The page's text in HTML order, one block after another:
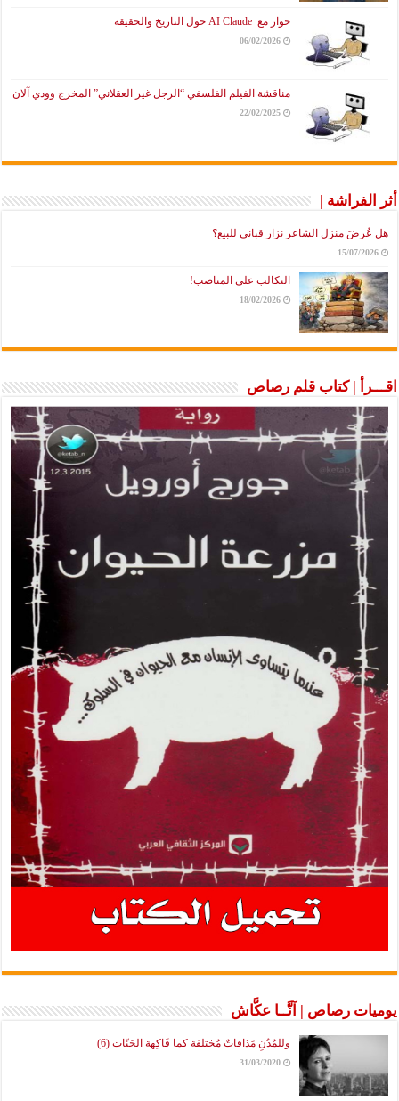
حوار مع AI Claude حول التاريخ والحقيقة
06/02/2026
مناقشة الفيلم الفلسفي “الرجل غير العقلاني” المخرج وودي آلان
22/02/2025
أثر الفراشة |
هل عُرضَ منزل الشاعر نزار قباني للبيع؟
15/07/2026
التكالب على المناصب!
18/02/2026
اقـــرأ | كتاب قلم رصاص
يوميات رصاص | آنَّــا عكَّاش
وللمُدُنِ مَذاقاتٌ مُختلفة كما فَاكِهة الجَنّات (6)
31/03/2020